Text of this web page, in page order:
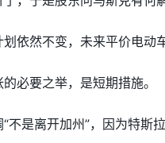
依然不变，未来平价电动
必要之举，是短期措施。
不是离开加州”，因为特斯